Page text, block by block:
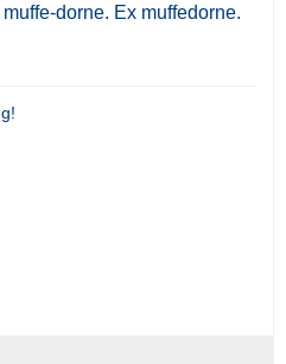
dorne. Ex muffedorne.